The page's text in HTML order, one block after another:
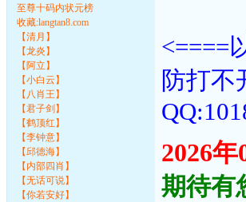
至尊十码内状元榜
收藏:langtan8.com
【清月】
【龙炎】
【阿立】
【小白云】
【八肖王】
【君子剑】
【鹤顶红】
【李钟意】
【邱德海】
【内部四肖】
【无话可说】
【你若安好】
<====
防打不
2026
期待有